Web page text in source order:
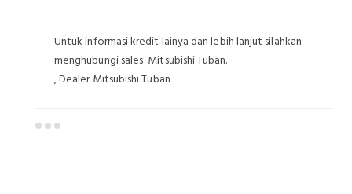
Untuk informasi kredit lainya dan lebih lanjut silahkan
menghubungi sales Mitsubishi Tuban.
, Dealer Mitsubishi Tuban